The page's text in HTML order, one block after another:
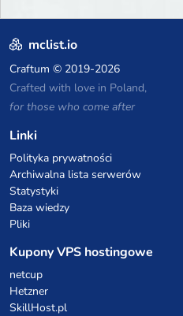
mclist.io
Craftum © 2019-2026
Crafted with love in Poland,
for those who come after
Linki
Polityka prywatności
Archiwalna lista serwerów
Statystyki
Baza wiedzy
Pliki
Kupony VPS hostingowe
netcup
Hetzner
SkillHost.pl